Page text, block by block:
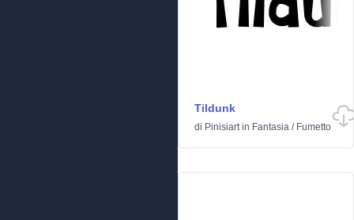
Tildunk
di Pinisiartin Fantasia / Fumetto